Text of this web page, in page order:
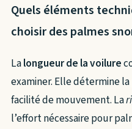
Quels éléments
choisir des palmes
Lalongueur de la voilure
examiner. Elle détermine
facilité de mouvement. La
l’effort nécessaire pour